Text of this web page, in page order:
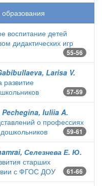
воспитание детей
дидактических игр
55-56
Larisa V.
развитие
57-59
Iuliia A.
о профессиях
59-61
Селезнева Е. Ю.
старших
с ФГОС ДОУ
61-66